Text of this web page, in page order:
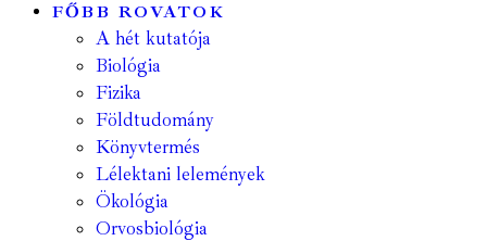
FŐBB ROVATOK
A hét kutatója
Biológia
Fizika
Földtudomány
Könyvtermés
Lélektani lelemények
Ökológia
Orvosbiológia